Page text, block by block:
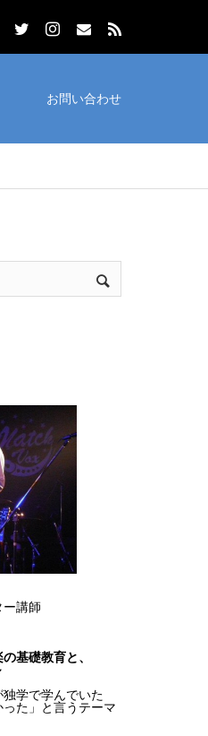
お問い合わせ
ー講師
基礎教育と、
学で学んでいた
た」と言うテーマ